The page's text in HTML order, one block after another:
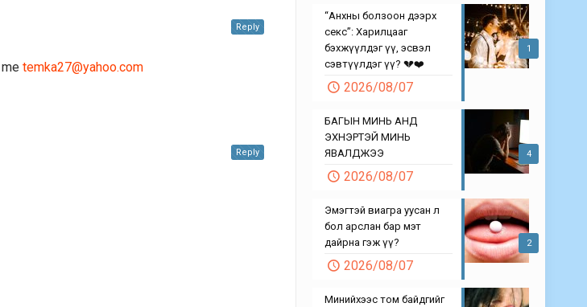
metemka27@yahoo.com
Reply
Reply
1
“Анхны болзоон дээрх
секс”: Харилцааг
бэхжүүлдэг үү, эсвэл
сэвтүүлдэг үү? 💔❤️
2026/08/07
4
БАГЫН МИНЬ АНД
ЭХНЭРТЭЙ МИНЬ
ЯВАЛДЖЭЭ
2026/08/07
2
Эмэгтэй виагра уусан л
бол арслан бар мэт
дайрна гэж үү?
2026/08/07
Минийхээс том байдгийг